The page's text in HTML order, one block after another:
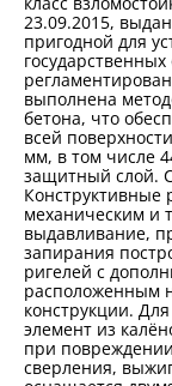
23.09.2015,
пригодной для
выполнена
бетона, что
всей
мм, в том числе
защитный слой.
Конструктивные
механическим и
выдавливание,
запирания
ригелей с
расположенным
конструкции.
элемент из
при
сверления,